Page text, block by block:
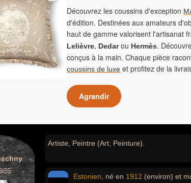
Découvrez les coussins d'exception
d'édition. Destinées aux amateurs
haut de gamme valorisent l'artisanat
Lelièvre, Dedarou Hermès.
conçus à la main. Chaque pièce
coussins de luxe et profitez de la
Agrandir
Artiste, Peintre (Art, Peinture).
Estonien , né en 1912 (environ) et